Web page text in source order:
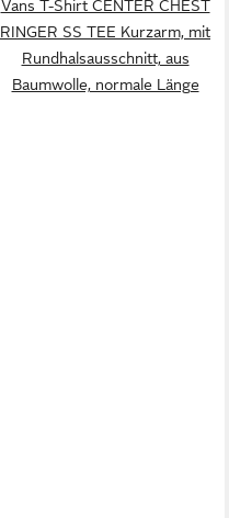
Vans T-Shirt CENTER CHEST
RINGER SS TEE Kurzarm, mit
Rundhalsausschnitt, aus
Baumwolle, normale Länge